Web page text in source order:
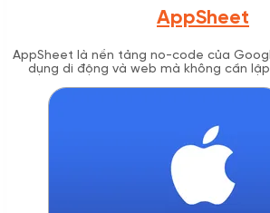
AppSheet
AppSheet là nền tảng no-code của
dụng di động và web mà không cần